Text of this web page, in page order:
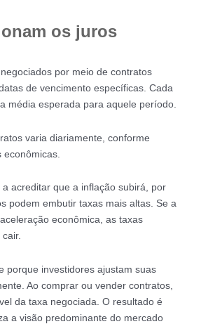
os juros
por meio de contratos
de vencimento específicas. Cada
média esperada para aquele período.
varia diariamente, conforme
acreditar que a inflação subirá, por
podem embutir taxas mais altas. Se a
econômica, as taxas
porque investidores ajustam suas
Ao comprar ou vender contratos,
da taxa negociada. O resultado é
a visão predominante do mercado